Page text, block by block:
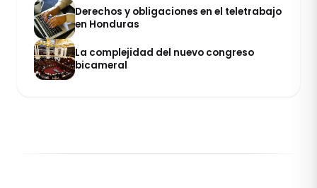
Derechos y obligaciones en el teletrabajo
en Honduras
La complejidad del nuevo congreso
bicameral